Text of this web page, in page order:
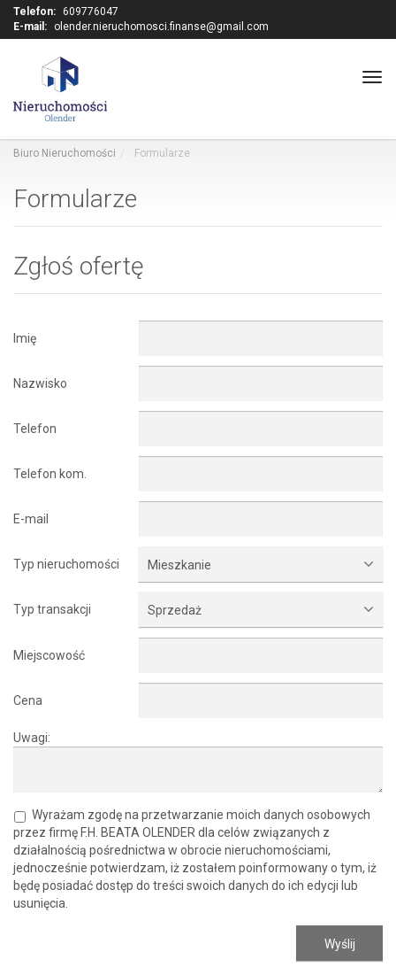
Telefon: 609776047
E-mail:
olender.nieruchomosci.finanse@gmail.com
Biuro Nieruchomości Formularze
Formularze
Zgłoś ofertę
Imię
Nazwisko
Telefon
Telefon kom.
E-mail
Typ nieruchomości Mieszkanie
Typ transakcji Sprzedaż
Miejscowość
Cena
Uwagi:
Wyrażam zgodę na przetwarzanie moich danych osobowych
przez firmę F.H. BEATA OLENDER dla celów związanych z
działalnością pośrednictwa w obrocie nieruchomościami,
jednocześnie potwierdzam, iż zostałem poinformowany o tym, iż
będę posiadać dostęp do treści swoich danych do ich edycji lub
usunięcia.